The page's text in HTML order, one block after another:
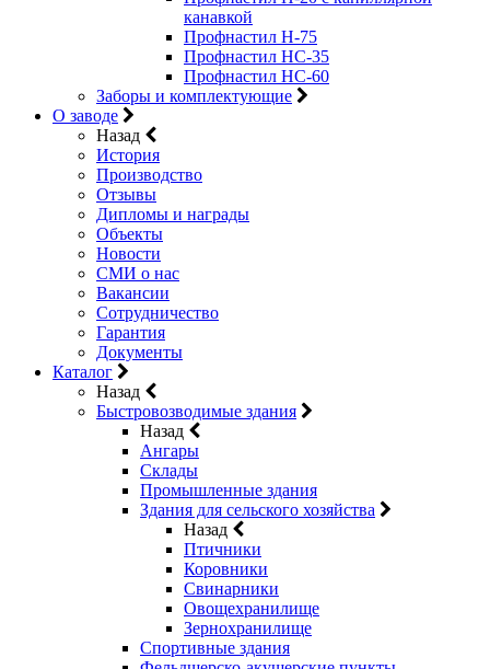
канавкой
Профнастил Н-75
Профнастил НС-35
Профнастил НС-60
Заборы и комплектующие
О заводе
Назад
История
Производство
Отзывы
Дипломы и награды
Объекты
Новости
СМИ о нас
Вакансии
Сотрудничество
Гарантия
Документы
Каталог
Назад
Быстровозводимые здания
Назад
Ангары
Склады
Промышленные здания
Здания для сельского хозяйства
Назад
Птичники
Коровники
Свинарники
Овощехранилище
Зернохранилище
Спортивные здания